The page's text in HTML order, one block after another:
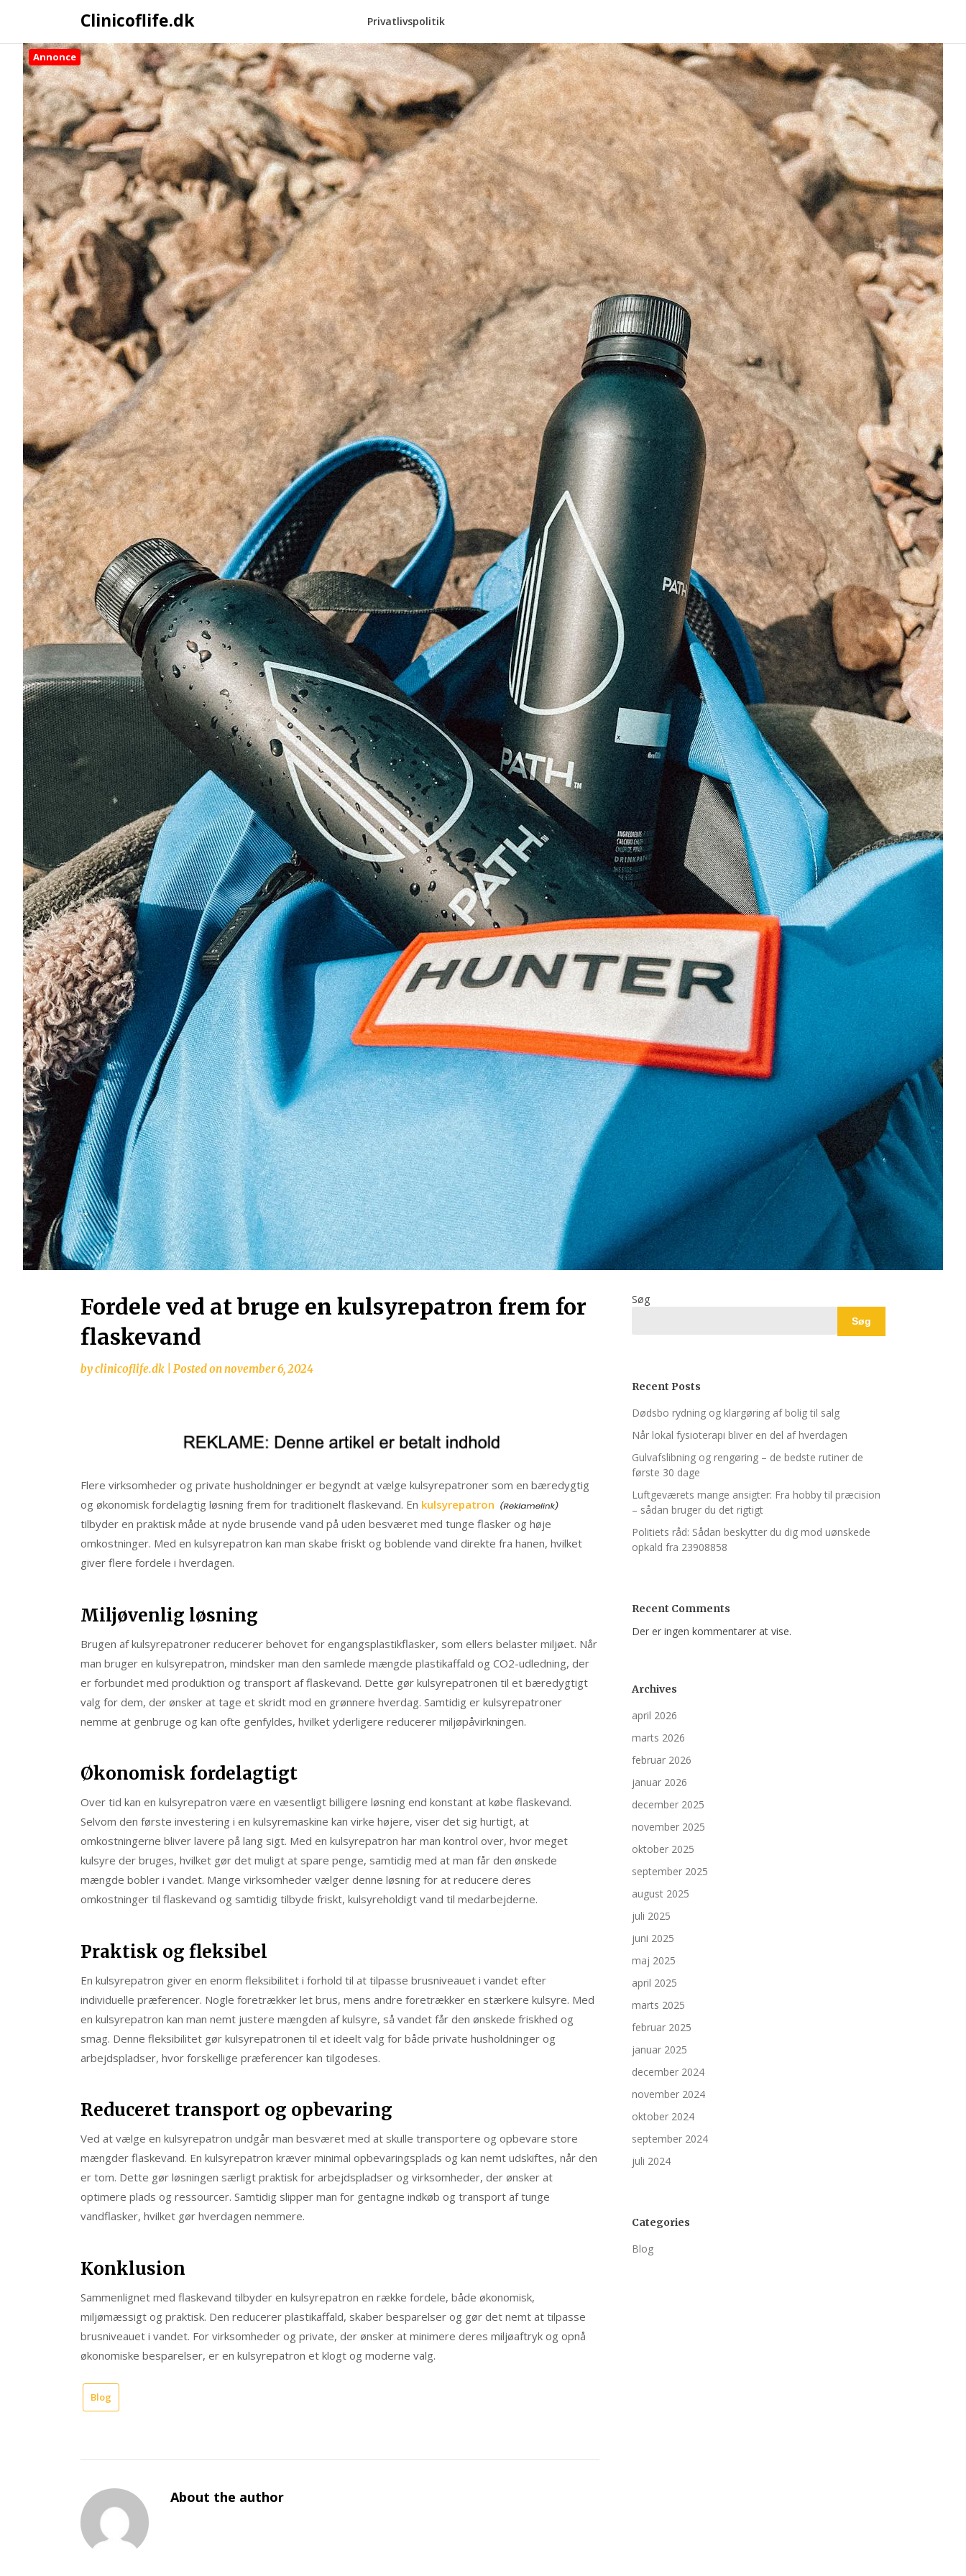
Clinicoflife.dk Privatlivspolitik
Annonce
Fordele ved at bruge en kulsyrepatron frem for
flaskevand
byclinicoflife.dk Posted onnovember 6, 2024
Flere virksomheder og private husholdninger er begyndt at vælge kulsyrepatroner som en bæredygtig
og økonomisk fordelagtig løsning frem for traditionelt flaskevand. En kulsyrepatron
tilbyder en praktisk måde at nyde brusende vand på uden besværet med tunge flasker og høje
omkostninger. Med en kulsyrepatron kan man skabe friskt og boblende vand direkte fra hanen, hvilket
giver flere fordele i hverdagen.
Miljøvenlig løsning
Brugen af kulsyrepatroner reducerer behovet for engangsplastikflasker, som ellers belaster miljøet. Når
man bruger en kulsyrepatron, mindsker man den samlede mængde plastikaffald og CO2-udledning, der
er forbundet med produktion og transport af flaskevand. Dette gør kulsyrepatronen til et bæredygtigt
valg for dem, der ønsker at tage et skridt mod en grønnere hverdag. Samtidig er kulsyrepatroner
nemme at genbruge og kan ofte genfyldes, hvilket yderligere reducerer miljøpåvirkningen.
Økonomisk fordelagtigt
Over tid kan en kulsyrepatron være en væsentligt billigere løsning end konstant at købe flaskevand.
Selvom den første investering i en kulsyremaskine kan virke højere, viser det sig hurtigt, at
omkostningerne bliver lavere på lang sigt. Med en kulsyrepatron har man kontrol over, hvor meget
kulsyre der bruges, hvilket gør det muligt at spare penge, samtidig med at man får den ønskede
mængde bobler i vandet. Mange virksomheder vælger denne løsning for at reducere deres
omkostninger til flaskevand og samtidig tilbyde friskt, kulsyreholdigt vand til medarbejderne.
Praktisk og fleksibel
En kulsyrepatron giver en enorm fleksibilitet i forhold til at tilpasse brusniveauet i vandet efter
individuelle præferencer. Nogle foretrækker let brus, mens andre foretrækker en stærkere kulsyre. Med
en kulsyrepatron kan man nemt justere mængden af kulsyre, så vandet får den ønskede friskhed og
smag. Denne fleksibilitet gør kulsyrepatronen til et ideelt valg for både private husholdninger og
arbejdspladser, hvor forskellige præferencer kan tilgodeses.
Reduceret transport og opbevaring
Ved at vælge en kulsyrepatron undgår man besværet med at skulle transportere og opbevare store
mængder flaskevand. En kulsyrepatron kræver minimal opbevaringsplads og kan nemt udskiftes, når den
er tom. Dette gør løsningen særligt praktisk for arbejdspladser og virksomheder, der ønsker at
optimere plads og ressourcer. Samtidig slipper man for gentagne indkøb og transport af tunge
vandflasker, hvilket gør hverdagen nemmere.
Konklusion
Sammenlignet med flaskevand tilbyder en kulsyrepatron en række fordele, både økonomisk,
miljømæssigt og praktisk. Den reducerer plastikaffald, skaber besparelser og gør det nemt at tilpasse
brusniveauet i vandet. For virksomheder og private, der ønsker at minimere deres miljøaftryk og opnå
økonomiske besparelser, er en kulsyrepatron et klogt og moderne valg.
Blog
About the author
Søg
Søg
Recent Posts
Dødsbo rydning og klargøring af bolig til salg
Når lokal fysioterapi bliver en del af hverdagen
Gulvafslibning og rengøring – de bedste rutiner de
første 30 dage
Luftgeværets mange ansigter: Fra hobby til præcision
– sådan bruger du det rigtigt
Politiets råd: Sådan beskytter du dig mod uønskede
opkald fra 23908858
Recent Comments
Der er ingen kommentarer at vise.
Archives
april 2026
marts 2026
februar 2026
januar 2026
december 2025
november 2025
oktober 2025
september 2025
august 2025
juli 2025
juni 2025
maj 2025
april 2025
marts 2025
februar 2025
januar 2025
december 2024
november 2024
oktober 2024
september 2024
juli 2024
Categories
Blog